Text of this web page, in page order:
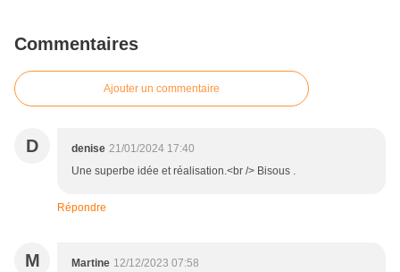
Commentaires
Ajouter un commentaire
D denise 21/01/2024 17:40
Une superbe idée et réalisation.<br /> Bisous .
Répondre
M Martine 12/12/2023 07:58